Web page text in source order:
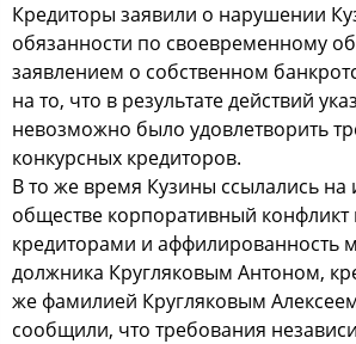
Кредиторы заявили о нарушении
обязанности по своевременному
заявлением о собственном
на то, что в результате действий
невозможно было удовлетворить
конкурсных кредиторов.
В то же время Кузины ссылались
обществе корпоративный
кредиторами и аффилированность
должника Кругляковым Антоном,
же фамилией Кругляковым
сообщили, что требования